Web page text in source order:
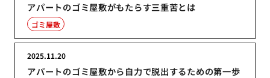
アパートのゴミ屋敷がもたらす三重苦とは
ゴミ屋敷
アパートのゴミ屋敷から自力で脱出するための第一歩
2025.11.20